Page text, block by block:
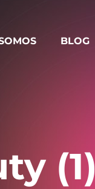
BLOG
(1)